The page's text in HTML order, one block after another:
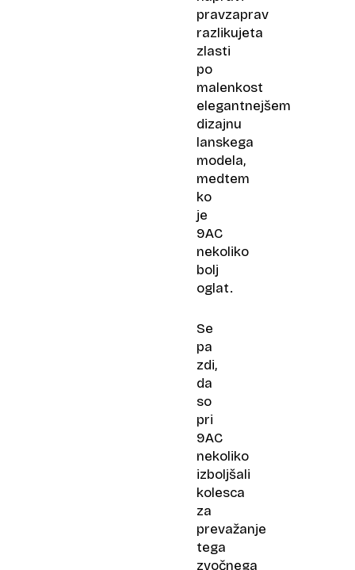
pravzaprav
razlikujeta
zlasti
po
malenkost
elegantnejšem
dizajnu
lanskega
modela,
medtem
ko
je
9AC
nekoliko
bolj
oglat.
Se
pa
zdi,
da
so
pri
9AC
nekoliko
izboljšali
kolesca
za
prevažanje
tega
zvočnega